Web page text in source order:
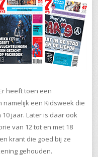
heeft toen een
namelijk een Kidsweek die
jaar. Later is daar ook
van 12 tot en met 18
krant die goed bij ze
gehouden.